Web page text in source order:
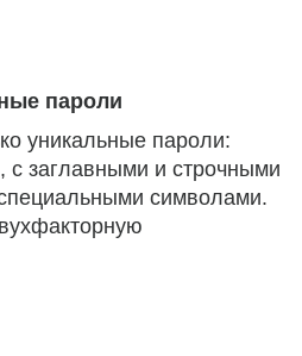
пароли
уникальные пароли:
с заглавными и строчными
символами.